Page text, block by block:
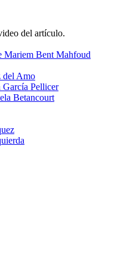
del artículo.
Mariem Bent Mahfoud
del Amo
García Pellicer
Betancourt